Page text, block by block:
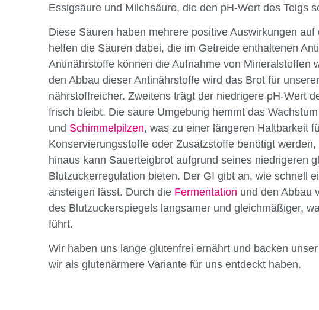
Essigsäure und Milchsäure, die den pH-Wert des Teigs
Diese Säuren haben mehrere positive Auswirkungen
helfen die Säuren dabei, die im Getreide enthaltenen
Antinährstoffe können die Aufnahme von Mineralstoffen
den Abbau dieser Antinährstoffe wird das Brot für
nährstoffreicher. Zweitens trägt der niedrigere pH-Wert
frisch bleibt. Die saure Umgebung hemmt das
und Schimmelpilzen, was zu einer längeren Haltbarkeit
Konservierungsstoffe oder Zusatzstoffe benötigt
hinaus kann Sauerteigbrot aufgrund seines niedrigeren
Blutzuckerregulation bieten. Der GI gibt an, wie schnell
ansteigen lässt. Durch die Fermentation und den Abbau
des Blutzuckerspiegels langsamer und gleichmäßiger,
führt.
Wir haben uns lange glutenfrei ernährt und backen
wir als glutenärmere Variante für uns entdeckt haben.